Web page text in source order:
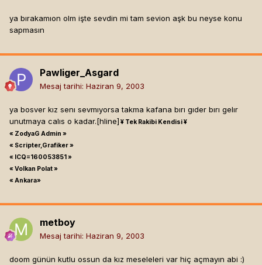
ya bırakamıon olm işte sevdin mi tam sevion aşk bu neyse konu
sapmasın
Pawliger_Asgard
Mesaj tarihi: Haziran 9, 2003
ya bosver kız senı sevmıyorsa takma kafana bırı gıder bırı gelır
unutmaya calıs o kadar.[hline] ¥ Tek Rakibi Kendisi ¥
« ZodyaG Admin »
« Scripter,Grafiker »
« ICQ=160053851 »
« Volkan Polat »
« Ankara»
metboy
Mesaj tarihi: Haziran 9, 2003
doom günün kutlu ossun da kız meseleleri var hiç açmayın abi :)